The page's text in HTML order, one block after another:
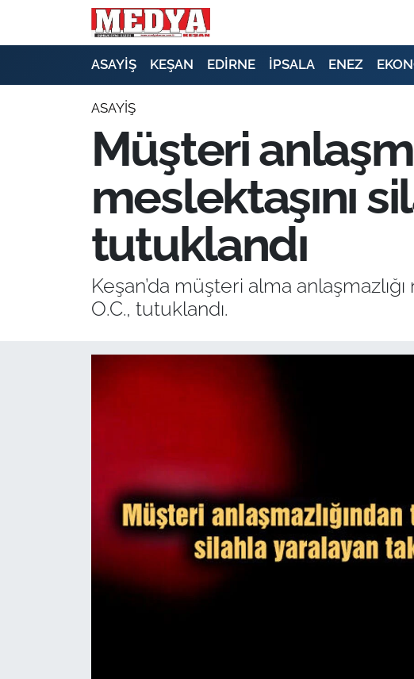
ASAYİŞ KEŞAN EDİRNE İPSALA ENEZ
ASAYİŞ
Müşteri
meslektaşını
tutuklandı
Keşan’da müşteri alma
O.C., tutuklandı.
E-GAZETE
EKONOMİ
SAĞLIK